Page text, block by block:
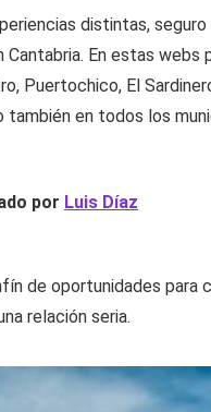
distintas,
Cantabria. En estas
Puertochico, El
también en todos los
por Luis Díaz
de oportunidades para
relación seria.